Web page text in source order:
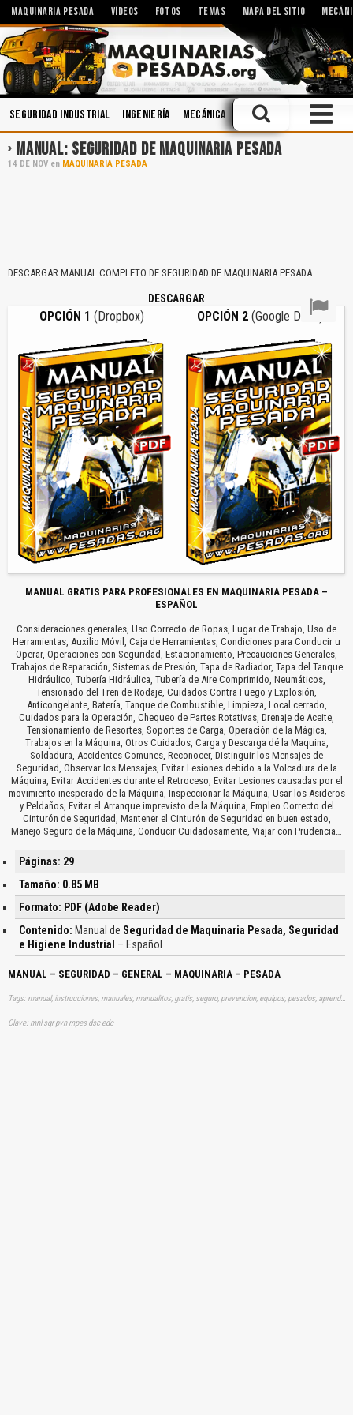
MAQUINARIA PESADA VÍDEOS FOTOS TEMAS MAPA DEL SITIO
Seguridad Industrial Ingeniería Mecánica Sistemas Hidráulicos
MANUAL: SEGURIDAD DE MAQUINARIA PESADA
14 DE NOV en MAQUINARIA PESADA
DESCARGAR MANUAL COMPLETO DE SEGURIDAD DE MAQUINARIA PESADA
DESCARGAR
OPCIÓN 1 (Dropbox) OPCIÓN 2 (Google Drive)
MANUAL GRATIS PARA PROFESIONALES EN MAQUINARIA PESADA –
ESPAÑOL
Consideraciones generales, Uso Correcto de Ropas, Lugar de Trabajo, Uso de
Herramientas, Auxilio Móvil, Caja de Herramientas, Condiciones para Conducir u
Operar, Operaciones con Seguridad, Estacionamiento, Precauciones Generales,
Trabajos de Reparación, Sistemas de Presión, Tapa de Radiador, Tapa del Tanque
Hidráulico, Tubería Hidráulica, Tubería de Aire Comprimido, Neumáticos,
Tensionado del Tren de Rodaje, Cuidados Contra Fuego y Explosión,
Anticongelante, Batería, Tanque de Combustible, Limpieza, Local cerrado,
Cuidados para la Operación, Chequeo de Partes Rotativas, Drenaje de Aceite,
Tensionamiento de Resortes, Soportes de Carga, Operación de la Mágica,
Trabajos en la Máquina, Otros Cuidados, Carga y Descarga dé la Maquina,
Soldadura, Accidentes Comunes, Reconocer, Distinguir los Mensajes de
Seguridad, Observar los Mensajes, Evitar Lesiones debido a la Volcadura de la
Máquina, Evitar Accidentes durante el Retroceso, Evitar Lesiones causadas por el
movimiento inesperado de la Máquina, Inspeccionar la Máquina, Usar los Asideros
y Peldaños, Evitar el Arranque imprevisto de la Máquina, Empleo Correcto del
Cinturón de Seguridad, Mantener el Cinturón de Seguridad en buen estado,
Manejo Seguro de la Máquina, Conducir Cuidadosamente, Viajar con Prudencia…
Páginas: 29
Tamaño: 0.85 MB
Formato: PDF (Adobe Reader)
Contenido: Manual de Seguridad de Maquinaria Pesada, Seguridad
e Higiene Industrial – Español
MANUAL – SEGURIDAD – GENERAL – MAQUINARIA – PESADA
Tags: manual, instrucciones, manuales, manualitos, gratis, seguro, prevencion, equipos, pesados, aprender, descargas
Clave: mnl sgr pvn mpes dsc edc